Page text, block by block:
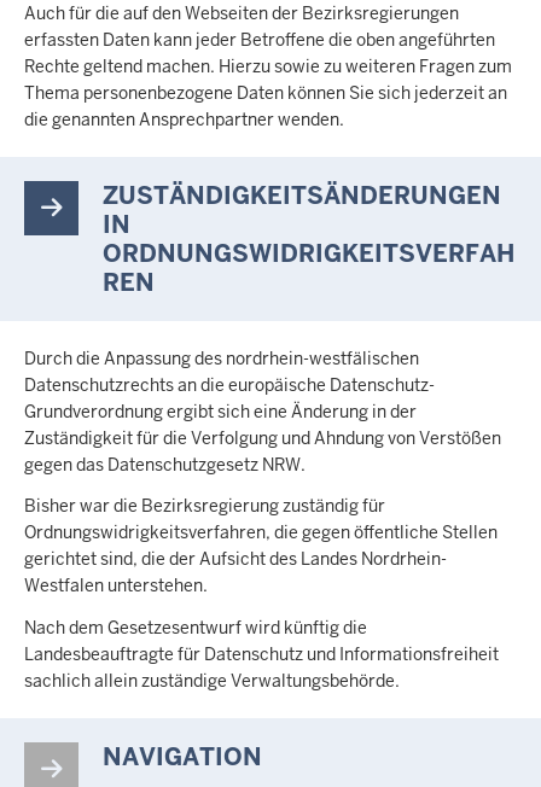
Auch für die auf den Webseiten der Bezirksregierungen
erfassten Daten kann jeder Betroffene die oben angeführten
Rechte geltend machen. Hierzu sowie zu weiteren Fragen zum
Thema personenbezogene Daten können Sie sich jederzeit an
die genannten Ansprechpartner wenden.
ZUSTÄNDIGKEITSÄNDERUNGEN
IN
ORDNUNGSWIDRIGKEITSVERFAH
REN
Durch die Anpassung des nordrhein-westfälischen
Datenschutzrechts an die europäische Datenschutz-
Grundverordnung ergibt sich eine Änderung in der
Zuständigkeit für die Verfolgung und Ahndung von Verstößen
gegen das Datenschutzgesetz NRW.
Bisher war die Bezirksregierung zuständig für
Ordnungswidrigkeitsverfahren, die gegen öffentliche Stellen
gerichtet sind, die der Aufsicht des Landes Nordrhein-
Westfalen unterstehen.
Nach dem Gesetzesentwurf wird künftig die
Landesbeauftragte für Datenschutz und Informationsfreiheit
sachlich allein zuständige Verwaltungsbehörde.
NAVIGATION